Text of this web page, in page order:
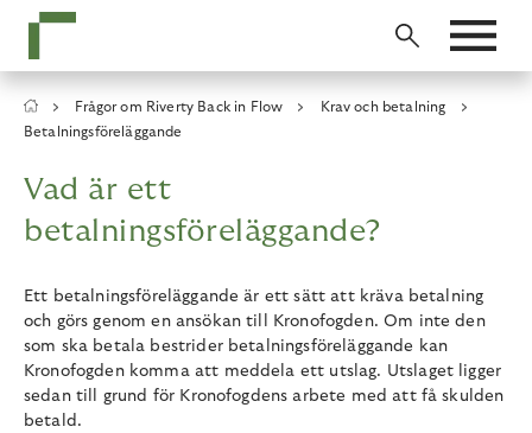
main
Breadcrumb
Frågor om Riverty Back in Flow
Krav och betalning
Betalningsföreläggande
Vad är ett
betalningsföreläggande?
Ett betalningsföreläggande är ett sätt att kräva betalning
och görs genom en ansökan till Kronofogden. Om inte den
som ska betala bestrider betalningsföreläggande kan
Kronofogden komma att meddela ett utslag. Utslaget ligger
sedan till grund för Kronofogdens arbete med att få skulden
betald.